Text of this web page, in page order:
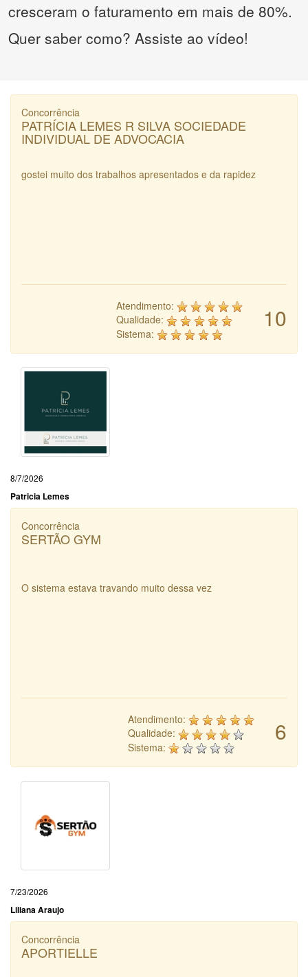
cresceram o faturamento em mais de 80%.
Quer saber como? Assiste ao vídeo!
Concorrência
PATRÍCIA LEMES R SILVA SOCIEDADE
INDIVIDUAL DE ADVOCACIA
gostei muito dos trabalhos apresentados e da rapidez
10
Atendimento:
Qualidade:
Sistema:
8/7/2026
Patricia Lemes
Concorrência
SERTÃO GYM
O sistema estava travando muito dessa vez
6
Atendimento:
Qualidade:
Sistema:
7/23/2026
Liliana Araujo
Concorrência
APORTIELLE